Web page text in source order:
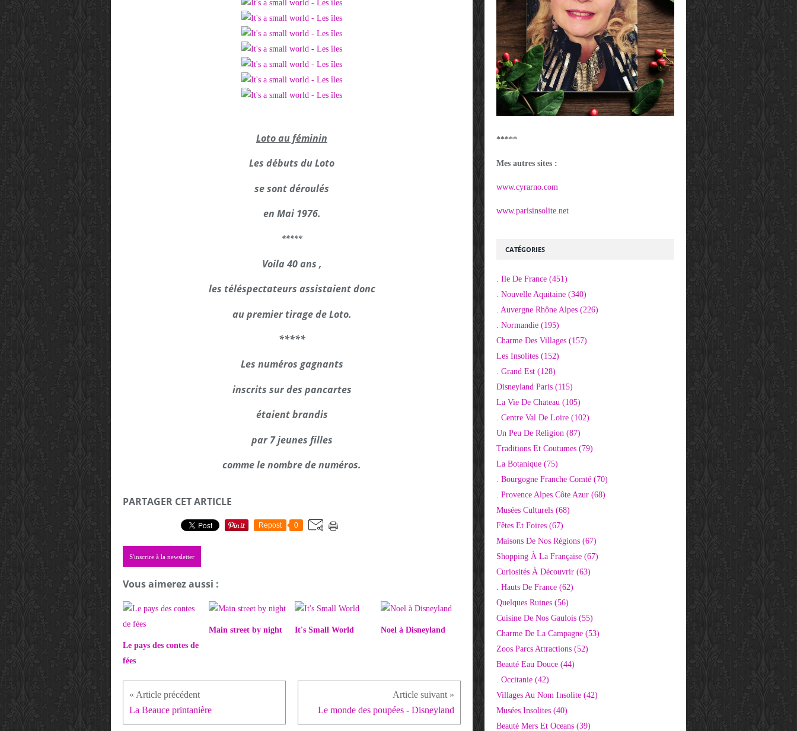
Loto au féminin
Les débuts du Loto
se sont déroulés
en Mai 1976.
*****
Voila 40 ans ,
les téléspectateurs assistaient donc
au premier tirage de Loto.
*****
Les numéros gagnants
inscrits sur des pancartes
étaient brandis
par 7 jeunes filles
comme le nombre de numéros.
PARTAGER CET ARTICLE
Repost 0
S'inscrire à la newsletter
Vous aimerez aussi :
Le pays des contes de
fées
Main street by night It's Small World Noel à Disneyland
La Beauce printanière Le monde des poupées - Disneyland
CATÉGORIES
. Ile De France (451)
. Nouvelle Aquitaine (340)
. Auvergne Rhône Alpes (226)
. Normandie (195)
Charme Des Villages (157)
Les Insolites (152)
. Grand Est (128)
Disneyland Paris (115)
La Vie De Chateau (105)
. Centre Val De Loire (102)
Un Peu De Religion (87)
Traditions Et Coutumes (79)
La Botanique (75)
. Bourgogne Franche Comté (70)
. Provence Alpes Côte Azur (68)
Musées Culturels (68)
Fêtes Et Foires (67)
Maisons De Nos Régions (67)
Shopping À La Française (67)
Curiosités À Découvrir (63)
. Hauts De France (62)
Quelques Ruines (56)
Cuisine De Nos Gaulois (55)
Charme De La Campagne (53)
Zoos Parcs Attractions (52)
Beauté Eau Douce (44)
. Occitanie (42)
Villages Au Nom Insolite (42)
Musées Insolites (40)
Beauté Mers Et Oceans (39)
*****
Mes autres sites :
www.cyrarno.com
www.parisinsolite.net